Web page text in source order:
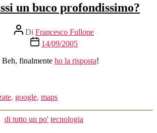
un buco profondissimo?
Autore
articolo
Di Francesco Fullone
Data
dell'articolo
14/09/2005
finalmente ho la risposta!
, google, maps
Categorie
di tutto un po' tecnologia